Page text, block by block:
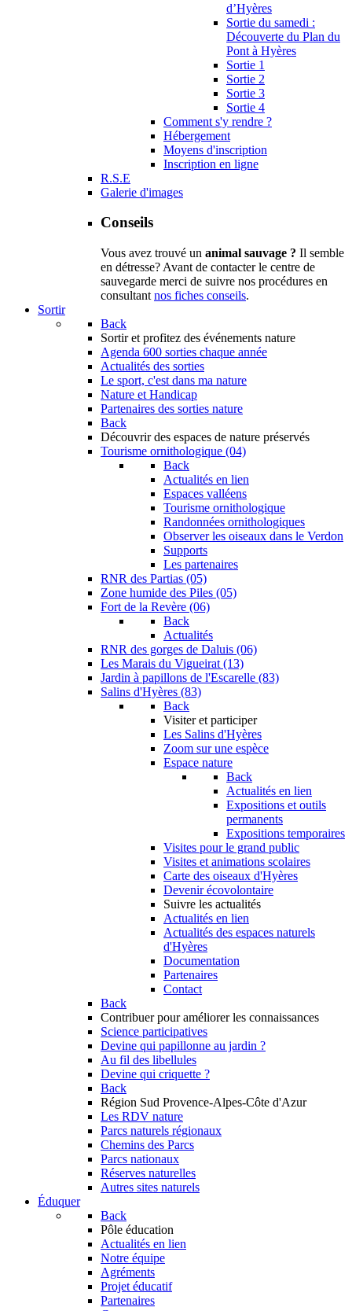
d’Hyères
Sortie du samedi :
Découverte du Plan du
Pont à Hyères
Sortie 1
Sortie 2
Sortie 3
Sortie 4
Comment s'y rendre ?
Hébergement
Moyens d'inscription
Inscription en ligne
R.S.E
Galerie d'images
Conseils
Vous avez trouvé un animal sauvage ? Il semble
en détresse? Avant de contacter le centre de
sauvegarde merci de suivre nos procédures en
consultant nos fiches conseils.
Sortir
Back
Sortir et profitez des événements nature
Agenda 600 sorties chaque année
Actualités des sorties
Le sport, c'est dans ma nature
Nature et Handicap
Partenaires des sorties nature
Back
Découvrir des espaces de nature préservés
Tourisme ornithologique (04)
Back
Actualités en lien
Espaces valléens
Tourisme ornithologique
Randonnées ornithologiques
Observer les oiseaux dans le Verdon
Supports
Les partenaires
RNR des Partias (05)
Zone humide des Piles (05)
Fort de la Revère (06)
Back
Actualités
RNR des gorges de Daluis (06)
Les Marais du Vigueirat (13)
Jardin à papillons de l'Escarelle (83)
Salins d'Hyères (83)
Back
Visiter et participer
Les Salins d'Hyères
Zoom sur une espèce
Espace nature
Back
Actualités en lien
Expositions et outils
permanents
Expositions temporaires
Visites pour le grand public
Visites et animations scolaires
Carte des oiseaux d'Hyères
Devenir écovolontaire
Suivre les actualités
Actualités en lien
Actualités des espaces naturels
d'Hyères
Documentation
Partenaires
Contact
Back
Contribuer pour améliorer les connaissances
Science participatives
Devine qui papillonne au jardin ?
Au fil des libellules
Devine qui criquette ?
Back
Région Sud Provence-Alpes-Côte d'Azur
Les RDV nature
Parcs naturels régionaux
Chemins des Parcs
Parcs nationaux
Réserves naturelles
Autres sites naturels
Éduquer
Back
Pôle éducation
Actualités en lien
Notre équipe
Agréments
Projet éducatif
Partenaires